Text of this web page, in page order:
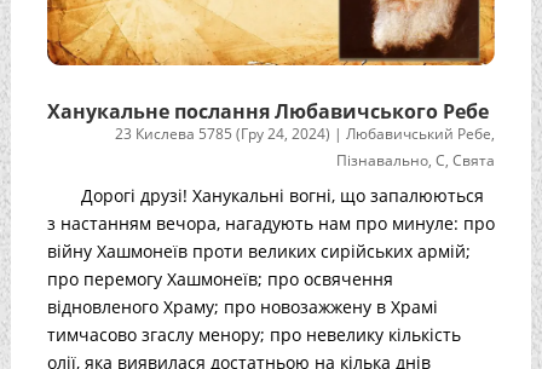
Ханукальне послання Любавичського Ребе
23 Кислева 5785 (Гру 24, 2024) |Любавичський Ребе,
Пізнавально,С,Свята
Дорогі друзі! Ханукальні вогні, що запалюються
з настанням вечора, нагадують нам про минуле: про
війну Хашмонеїв проти великих сирійських армій;
про перемогу Хашмонеїв; про освячення
відновленого Храму; про новозажжену в Храмі
тимчасово згаслу менору; про невелику кількість
олії, яка виявилася достатньою на кілька днів